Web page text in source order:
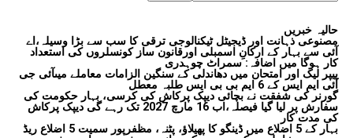
حالیہ خبریں
مصنوعی ذہانت اور ڈیجیٹل ٹیکنالوجی ترقی کا سب سے بڑا وسیلہ،اے
آئی سے بہار کے ارکانِ اسمبلی اورقانون ساز کونسلروں کی استعداد
کار ہوگا میں اضافہ: سمراٹ چوہدری
پیپر لیک اور امتحان میں دھاندلی کے سنگین الزامات معاملے میںآئی جی
آئی ایم ایس کے 6 ایم بی بی ایس طلبہ معطل
گورنر کی شفقت نے بچائی دیپک پرکاش کی کرسی، بہار حکومت کی
سفارش پر لیا گیا فیصلہ،اب 16 مارچ 2027 تک رہے گی دیپک پرکاش
کی مدت کار
بہار کے 5 اضلاع میں ڈینگو کا پھیلاؤ، پٹنہ، مظفرپور سمیت 5 اضلاع ریڈ